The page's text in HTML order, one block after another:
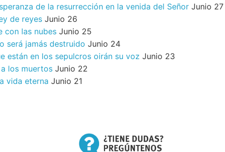
de la resurrección en la venida del Señor Junio 27
de reyes Junio 26
con las nubes Junio 25
será jamás destruido Junio 24
están en los sepulcros oirán su voz Junio 23
los muertos Junio 22
vida eterna Junio 21